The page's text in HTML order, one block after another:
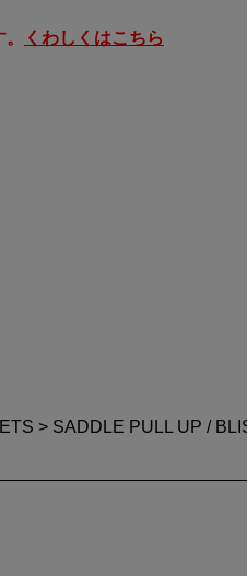
くわしくはこちら
> SADDLE PULL UP /